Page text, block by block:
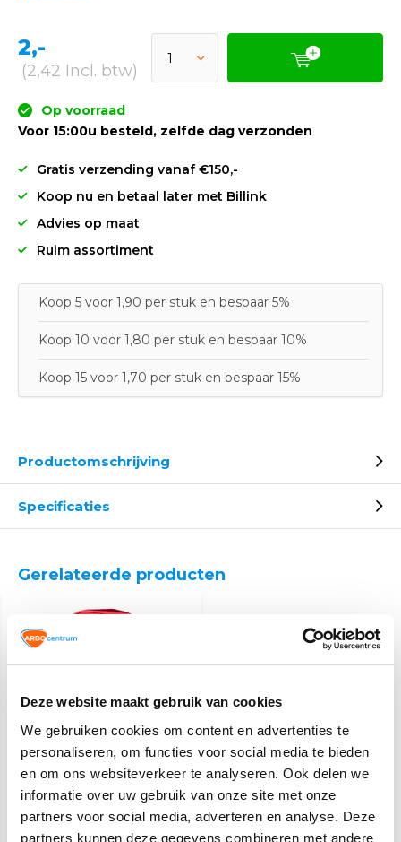
Deze website maakt gebruik van cookies
We gebruiken cookies om content en advertenties te
personaliseren, om functies voor social media te bieden
en om ons websiteverkeer te analyseren. Ook delen we
informatie over uw gebruik van onze site met onze
partners voor social media, adverteren en analyse. Deze
partners kunnen deze gegevens combineren met andere
2,-
(2,42 Incl. btw)
Op voorraad
Voor 15:00u besteld, zelfde dag verzonden
Gratis verzending vanaf €150,-
Koop nu en betaal later met Billink
Advies op maat
Ruim assortiment
Koop 5 voor 1,90 per stuk en bespaar 5%
Koop 10 voor 1,80 per stuk en bespaar 10%
Koop 15 voor 1,70 per stuk en bespaar 15%
Productomschrijving
Specificaties
Gerelateerde producten
EHBO / BHV rugtas
gevuld
40,80
(49,37 Incl. btw)